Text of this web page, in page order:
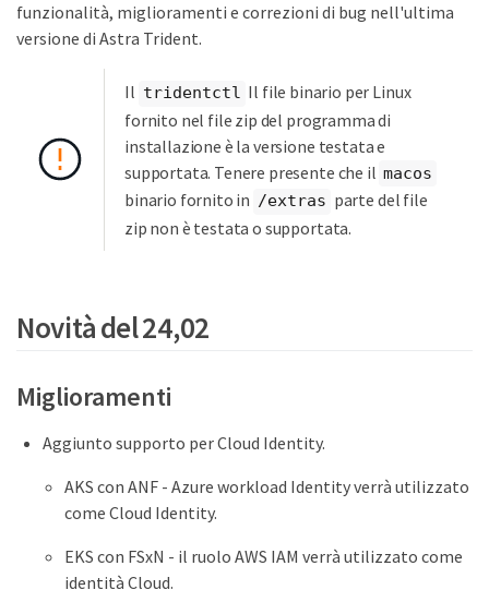
funzionalità, miglioramenti e correzioni di bug nell'ultima
versione di Astra Trident.
Il tridentctl Il file binario per Linux
fornito nel file zip del programma di
installazione è la versione testata e
supportata. Tenere presente che il macos
binario fornito in /extras parte del file
zip non è testata o supportata.
Novità del 24,02
Miglioramenti
Aggiunto supporto per Cloud Identity.
AKS con ANF - Azure workload Identity verrà utilizzato
come Cloud Identity.
EKS con FSxN - il ruolo AWS IAM verrà utilizzato come
identità Cloud.